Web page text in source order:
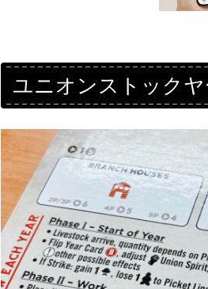
ユニオンストック